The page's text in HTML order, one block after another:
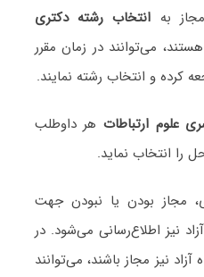
به انتخاب رشته دکتری
هستند، می‌توانند در زمان مقرر
و انتخاب رشته نمایند.
علوم ارتباطات هر داوطلب
مجاز بودن یا نبودن جهت
نیز اطلاع‌رسانی می‌شود. در
نیز مجاز باشند، می‌توانند